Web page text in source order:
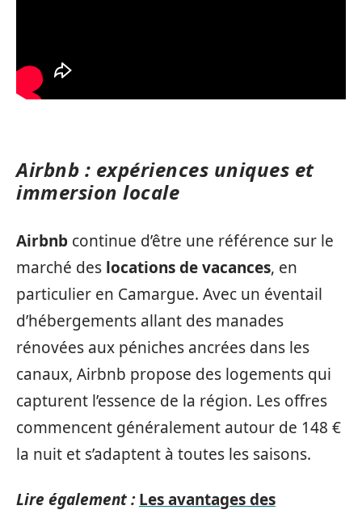
Airbnb : expériences uniques et
immersion locale
Airbnb continue d’être une référence sur le
marché des locations de vacances, en
particulier en Camargue. Avec un éventail
d’hébergements allant des manades
rénovées aux péniches ancrées dans les
canaux, Airbnb propose des logements qui
capturent l’essence de la région. Les offres
commencent généralement autour de 148 €
la nuit et s’adaptent à toutes les saisons.
Lire également : Les avantages des